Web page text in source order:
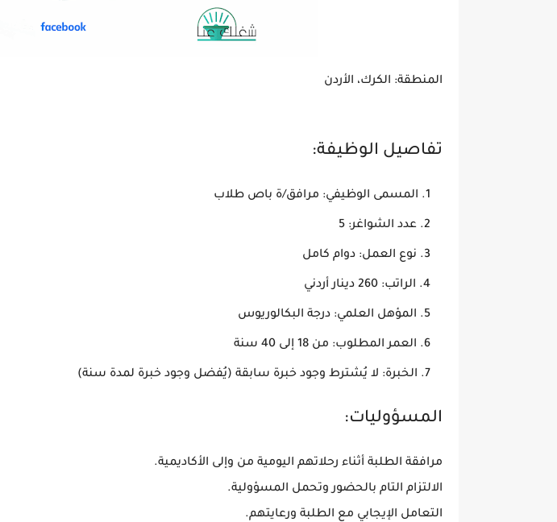
المنطقة: الكرك، الأردن
تفاصيل الوظيفة:
المسمى الوظيفي: مرافق/ة باص طلاب
عدد الشواغر: 5
نوع العمل: دوام كامل
الراتب: 260 دينار أردني
المؤهل العلمي: درجة البكالوريوس
العمر المطلوب: من 18 إلى 40 سنة
الخبرة: لا يُشترط وجود خبرة سابقة (يُفضل وجود خبرة لمدة سنة)
المسؤوليات:
مرافقة الطلبة أثناء رحلاتهم اليومية من وإلى الأكاديمية.
الالتزام التام بالحضور وتحمل المسؤولية.
التعامل الإيجابي مع الطلبة ورعايتهم.